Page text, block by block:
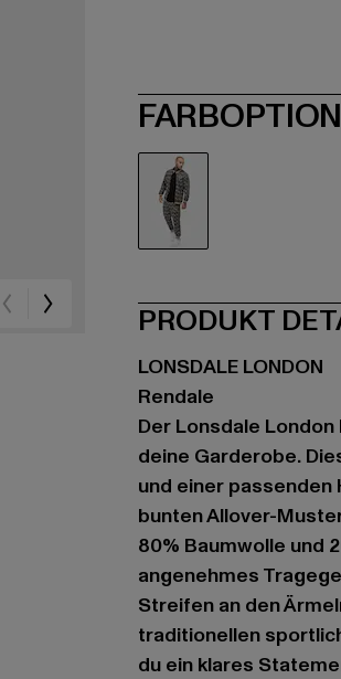
PRODUKT
LONSDALE LONDON
Rendale
Der Lonsdale
deine Garderobe.
und einer
bunten Allover-
80% Baumwolle und
angenehmes
Streifen an den
traditionellen
du ein klares